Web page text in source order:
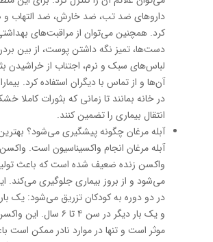
داروهای ضد تب، ضد خارش، ضد التهاب و
کرد. همچنین می‌توان از مراقبت‌های
دست‌ها، تمیز نگه داشتن پوست، از بین
لباس‌های سبک و نرم، اجتناب از خراشیدن
آن‌ها و از تماس با دیگران استفاده کرد.
در خانه بمانند تا زمانی که بثورات کاملا
انتقال بیماری را تضمین کنند.
آبله مرغان چگونه پیشگیری می‌شود؟
آبله مرغان انجام واکسیناسیون است.
واکسن زنده ضعیف شده است که باعث
می‌شود و از بروز بیماری جلوگیری می‌کند.
و یک بار دیگر در سن ۴ تا ۶
موثر است و تنها در موارد نادر ممکن است